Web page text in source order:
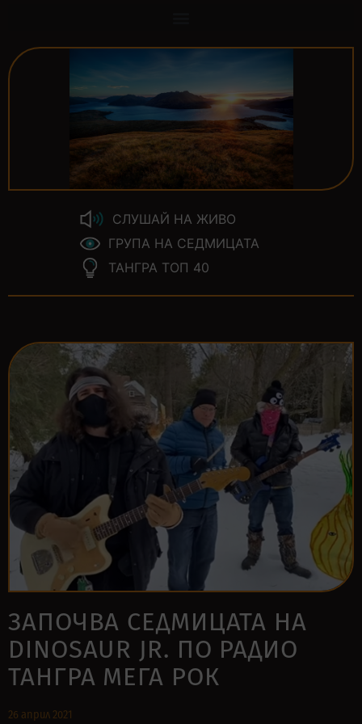
СЛУШАЙ НА ЖИВО
ГРУПА НА СЕДМИЦАТА
ТАНГРА ТОП 40
ЗАПОЧВА СЕДМИЦАТА НА
DINOSAUR JR. ПО РАДИО
ТАНГРА МЕГА РОК
26 април 2021